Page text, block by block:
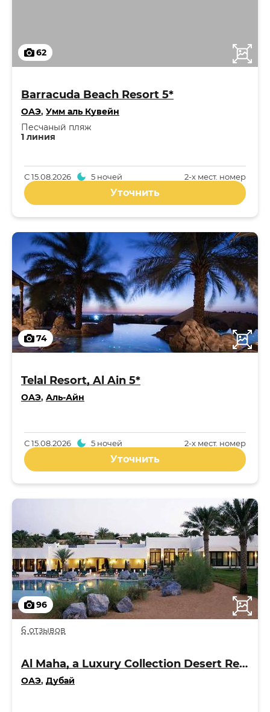
62
Barracuda Beach Resort 5*
ОАЭ, Умм аль Кувейн
1 линия
Песчаный пляж
2-x мест. номер
С15.08.2026 5 ночей
Уточнить
74
Telal Resort, Al Ain 5*
ОАЭ, Аль-Айн
2-x мест. номер
С15.08.2026 5 ночей
Уточнить
96
6 отзывов
Al Maha, a Luxury Collection Desert Resort & Spa 5*
ОАЭ, Дубай